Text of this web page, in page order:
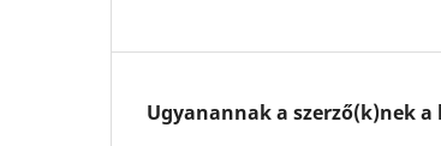
Ugyanannak a szerző(k)nek